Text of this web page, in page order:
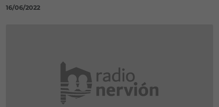
16/06/2022